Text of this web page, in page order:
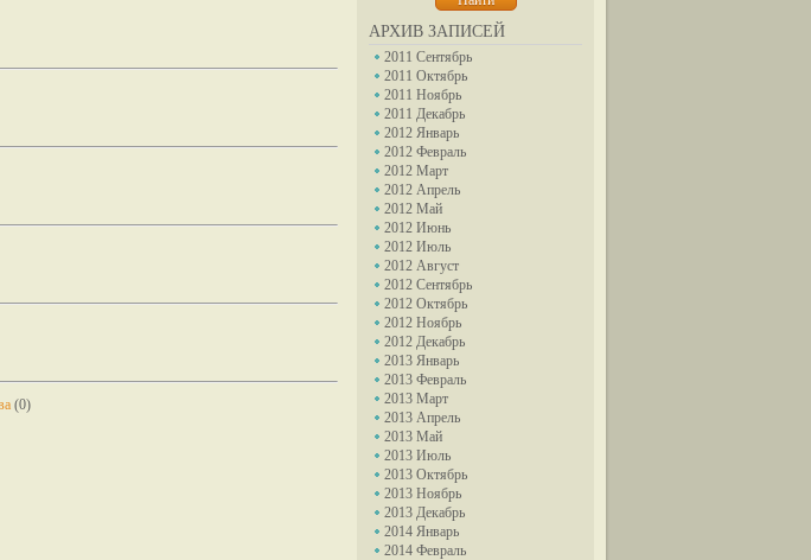
АРХИВ ЗАПИСЕЙ
2011 Сентябрь
2011 Октябрь
2011 Ноябрь
2011 Декабрь
2012 Январь
2012 Февраль
2012 Март
2012 Апрель
2012 Май
2012 Июнь
2012 Июль
2012 Август
2012 Сентябрь
2012 Октябрь
2012 Ноябрь
2012 Декабрь
2013 Январь
2013 Февраль
2013 Март
2013 Апрель
2013 Май
2013 Июль
2013 Октябрь
2013 Ноябрь
2013 Декабрь
2014 Январь
2014 Февраль
(0)